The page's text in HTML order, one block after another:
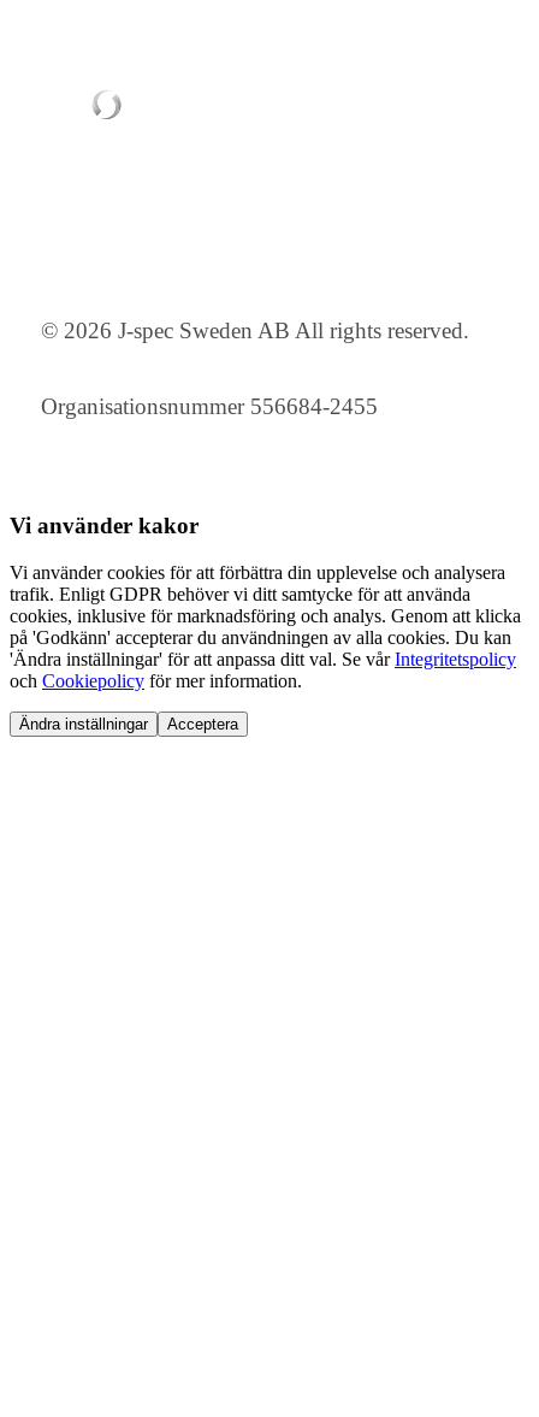
© 2026 J-spec Sweden AB All rights reserved.
Organisationsnummer 556684-2455
Vi använder kakor
Vi använder cookies för att förbättra din upplevelse och analysera
trafik. Enligt GDPR behöver vi ditt samtycke för att använda
cookies, inklusive för marknadsföring och analys. Genom att klicka
på 'Godkänn' accepterar du användningen av alla cookies. Du kan
'Ändra inställningar' för att anpassa ditt val. Se vårIntegritetspolicy
och Cookiepolicy för mer information.
Ändra inställningar Acceptera